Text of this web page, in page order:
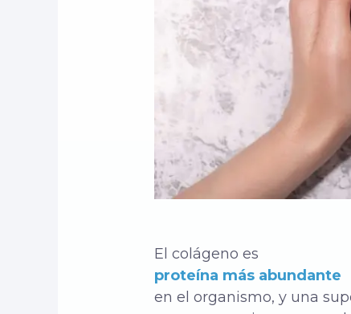
El colágeno es
proteína más abundante
en el organismo, y una